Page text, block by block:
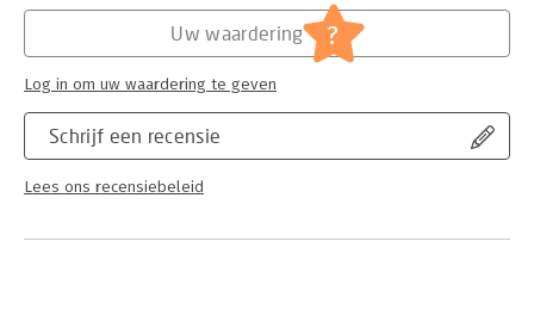
eergebonden heer eigenlijk gedwongen is met haar te
In de pers
‘Een razend populaire romanreeks.’ NRC Handelsblad
‘Bridgerton is uitstekend binge-materiaal.’ de Volkskrant
‘Het antwoord op Downton Abbey maar vele malen kleuriger
Rokesby's
Schrijf een recensie
Lees ons recensiebeleid
Uw waardering ?
Log in om uw waardering te geven